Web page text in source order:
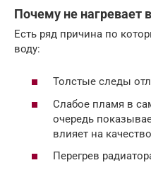
Почему не нагревает
Есть ряд причина по
воду:
Толстые следы
Слабое пламя в
очередь
влияет на
Перегрев